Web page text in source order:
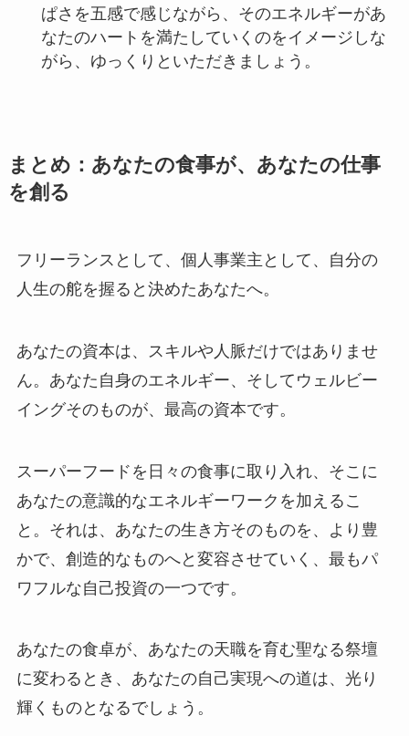
ぱさを五感で感じながら、そのエネルギーがあ
なたのハートを満たしていくのをイメージしな
がら、ゆっくりといただきましょう。
まとめ：あなたの食事が、あなたの仕事
を創る
フリーランスとして、個人事業主として、自分の
人生の舵を握ると決めたあなたへ。
あなたの資本は、スキルや人脈だけではありませ
ん。あなた自身のエネルギー、そしてウェルビー
イングそのものが、最高の資本です。
スーパーフードを日々の食事に取り入れ、そこに
あなたの意識的なエネルギーワークを加えるこ
と。それは、あなたの生き方そのものを、より豊
かで、創造的なものへと変容させていく、最もパ
ワフルな自己投資の一つです。
あなたの食卓が、あなたの天職を育む聖なる祭壇
に変わるとき、あなたの自己実現への道は、光り
輝くものとなるでしょう。